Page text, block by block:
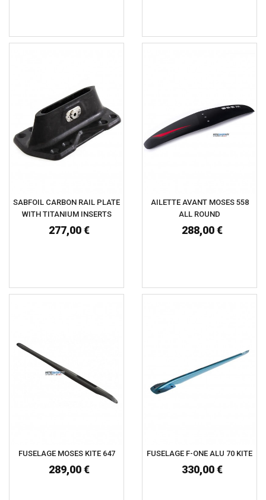
SABFOIL CARBON RAIL PLATE
WITH TITANIUM INSERTS
277,00 €
AILETTE AVANT MOSES 558
ALL ROUND
288,00 €
FUSELAGE MOSES KITE 647
289,00 €
FUSELAGE F-ONE ALU 70 KITE
330,00 €